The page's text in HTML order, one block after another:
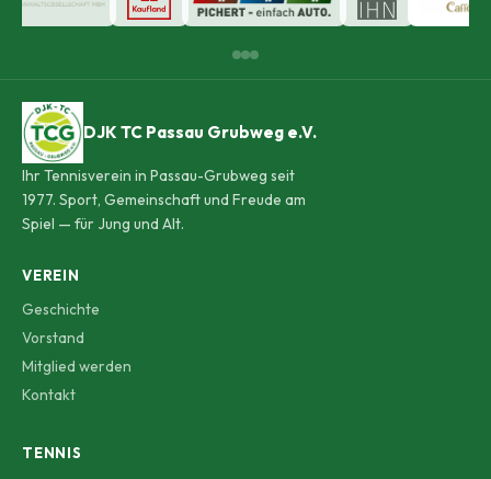
DJK TC Passau Grubweg e.V.
Ihr Tennisverein in Passau-Grubweg seit
1977. Sport, Gemeinschaft und Freude am
Spiel — für Jung und Alt.
VEREIN
Geschichte
Vorstand
Mitglied werden
Kontakt
TENNIS